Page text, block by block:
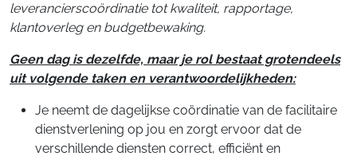
leverancierscoördinatie tot kwaliteit, rapportage,
klantoverleg en budgetbewaking.
Geen dag is dezelfde, maar je rol bestaat grotendeels
uit volgende taken en verantwoordelijkheden:
Je neemt de dagelijkse coördinatie van de facilitaire
dienstverlening op jou en zorgt ervoor dat de
verschillende diensten correct, efficiënt en